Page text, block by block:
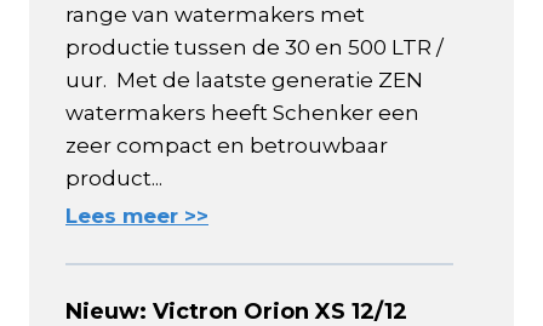
range van watermakers met
productie tussen de 30 en 500 LTR /
uur. Met de laatste generatie ZEN
watermakers heeft Schenker een
zeer compact en betrouwbaar
product...
Lees meer >>
Nieuw: Victron Orion XS 12/12